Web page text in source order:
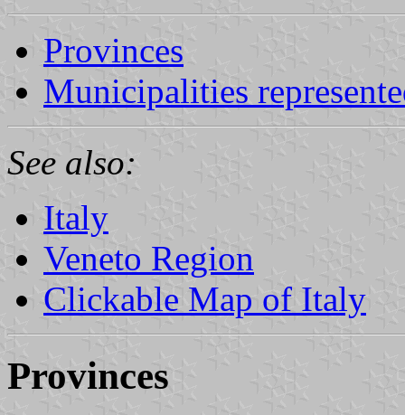
Provinces
Municipalities
See also:
Italy
Veneto Region
Clickable Map of Italy
Provinces